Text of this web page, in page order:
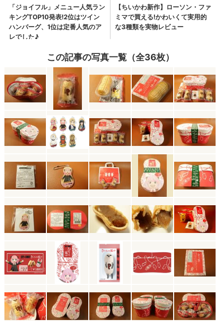
この記事の写真一覧（全36枚）